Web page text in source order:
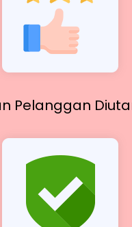
Pelanggan